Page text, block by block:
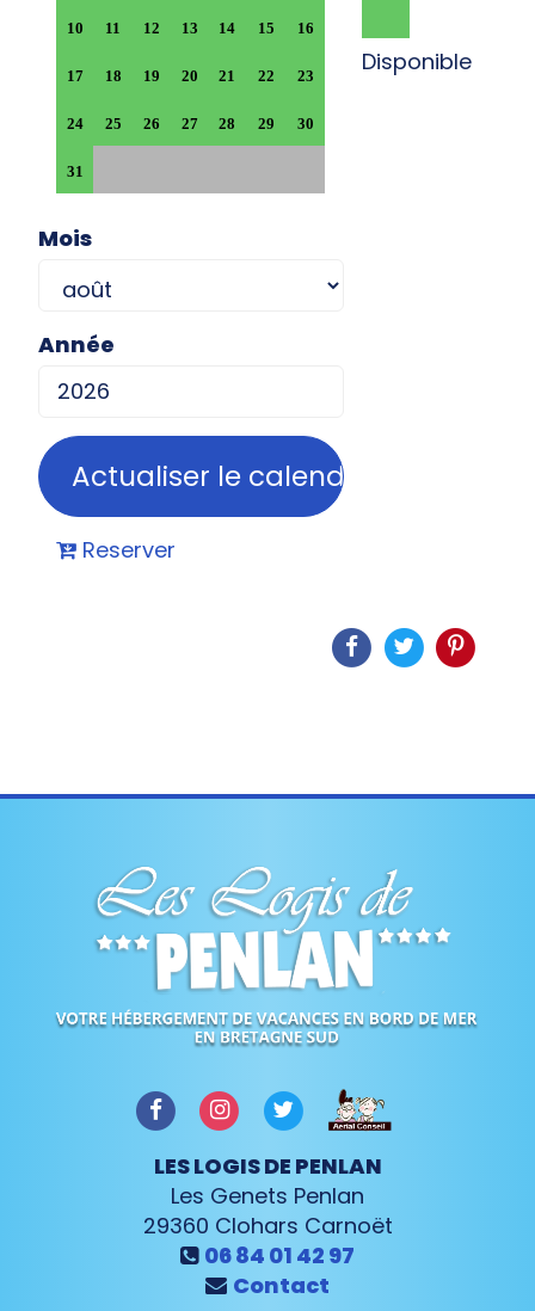
10 11 12 13 14 15 16
17 18 19 20 21 22 23
24 25 26 27 28 29 30
31
Mois
Année
Disponible
Reserver
LES LOGIS DE PENLAN
Les Genets Penlan
29360 Clohars Carnoët
06 84 01 42 97
Contact